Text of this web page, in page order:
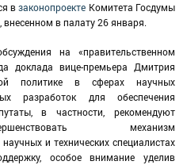
взаконопроекте Комитета Госдумы
в палату 26 января.
на «правительственном
доклада вице-премьера Дмитрия
политике в сферах научных
разработок для обеспечения
в частности, рекомендуют
механизм
и технических специалистах
особое внимание уделив